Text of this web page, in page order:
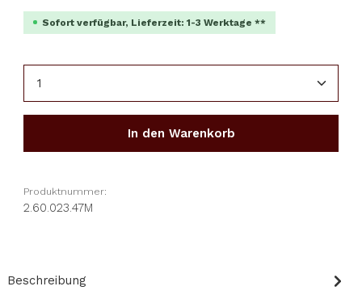
Sofort verfügbar, Lieferzeit: 1-3 Werktage **
In den Warenkorb
Produktnummer:
2.60.023.47M
Beschreibung